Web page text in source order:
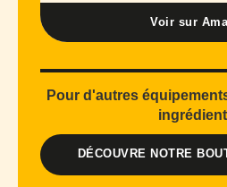
Voir sur
Pour d'autres
DÉCOUVRE NOTRE